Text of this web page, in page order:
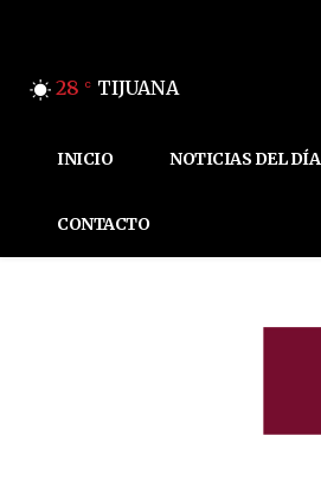
28 C TIJUANA
INICIO NOTICIAS DEL DÍA
CONTACTO